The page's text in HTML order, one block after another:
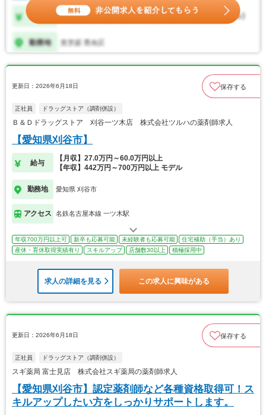
更新日：2026年6月18日 保存する
正社員 ドラッグストア（調剤併設）
Ｂ＆Ｄドラッグストア 刈谷一ツ木店 株式会社ツルハの薬剤師求人
【愛知県刈谷市】
給与
【月収】27.0万円～60.0万円以上
【年収】442万円～700万円以上 モデル
勤務地 愛知県 刈谷市
アクセス 名鉄名古屋本線 一ツ木駅
年収700万円以上可 新卒も応募可能 未経験者も応募可能
住宅補助（手当）あり
産休・育休取得実績有り
スキルアップ 店舗数30以上 積極採用中
求人の詳細を見る この求人に興味がある
更新日：2026年6月18日 保存する
正社員 ドラッグストア（調剤併設）
スギ薬局 富士見店 株式会社スギ薬局の薬剤師求人
【愛知県刈谷市】認定薬剤師など各種資格取得可！ス
キルアップしたい方をしっかりサポートします。